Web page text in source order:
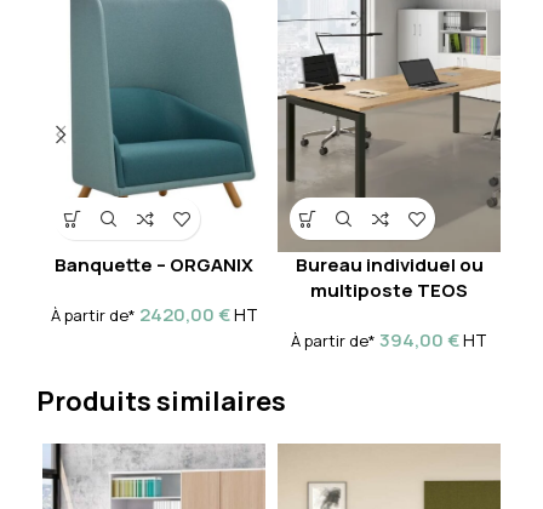
Banquette – ORGANIX
À partir de* 2420,00€HT
Bureau individuel ou
multiposte TEOS
À partir de* 394,00€HT
Produits similaires